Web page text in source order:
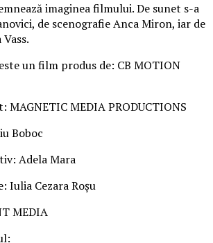
imaginea filmului. De sunet s-a
de scenografie Anca Miron, iar de
este un film produs de: CB MOTION
MAGNETIC MEDIA PRODUCTIONS
Boboc
Adela Mara
Iulia Cezara Roșu
MEDIA